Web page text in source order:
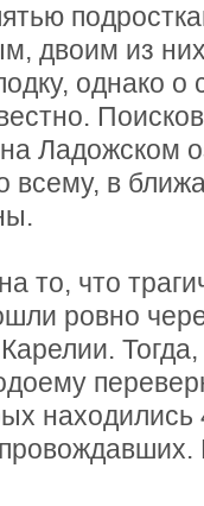
двоим из
однако о
Ладожском
всему, в
то, что
ровно